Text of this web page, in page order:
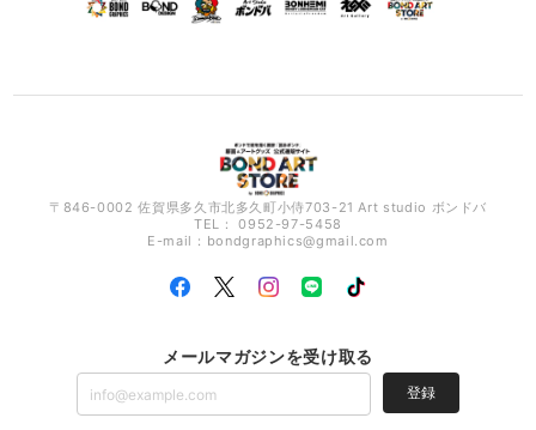
〒846-0002 佐賀県多久市北多久町小侍703-21 Art studio ボンドバ
TEL： 0952-97-5458
E-mail： bondgraphics@gmail.com
メールマガジンを受け取る
登録